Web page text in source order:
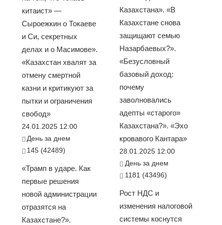
китаист» —
Сыроежкин о Токаеве
и Си, секретных
делах и о Масимове».
«Казахстан хвалят за
отмену смертной
казни и критикуют за
пытки и ограничения
свобод»
24.01.2025 12:00
День за днем
145 (42489)
«Трамп в ударе. Как
первые решения
новой администрации
отразятся на
Казахстане?».
Казахстана». «В
Казахстане снова
защищают семью
Назарбаевых?».
«Безусловный
базовый доход:
почему
заволновались
адепты «старого»
Казахстана?». «Эхо
кровавого Кантара»
28.01.2025 12:00
День за днем
1181 (43496)
Рост НДС и
изменения налоговой
системы коснутся